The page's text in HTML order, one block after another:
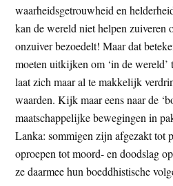
waarheidsgetrouwheid en
kan de wereld niet helpen zuiveren
onzuiver bezoedelt! Maar dat
moeten uitkijken om ‘in de wereld’
laat zich maar al te makkelijk
waarden. Kijk maar eens naar de
maatschappelijke bewegingen in
Lanka: sommigen zijn afgezakt tot
oproepen tot moord- en doodslag
ze daarmee hun boeddhistische